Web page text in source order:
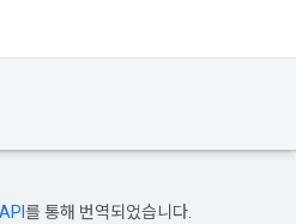
를 통해 번역되었습니다.